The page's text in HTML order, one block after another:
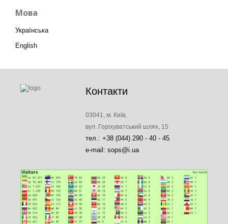
Мова
Українська
English
Контакти
03041, м. Київ,
вул. Горіхуватський шлях, 15
тел.: +38 (044) 290 - 40 - 45
e-mail: sops@i.ua